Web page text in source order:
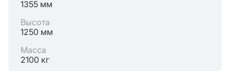
1355 мм
Высота
1250 мм
Масса
2100 кг